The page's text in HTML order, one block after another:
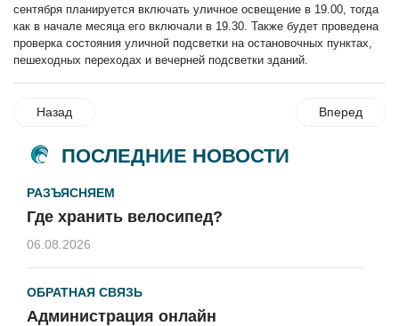
сентября планируется включать уличное освещение в 19.00, тогда
как в начале месяца его включали в 19.30. Также будет проведена
проверка состояния уличной подсветки на остановочных пунктах,
пешеходных переходах и вечерней подсветки зданий.
Назад Вперед
ПОСЛЕДНИЕ НОВОСТИ
РАЗЪЯСНЯЕМ
Где хранить велосипед?
06.08.2026
ОБРАТНАЯ СВЯЗЬ
Администрация онлайн